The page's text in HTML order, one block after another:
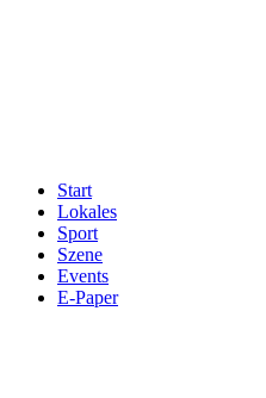
Start
Lokales
Sport
Szene
Events
E-Paper